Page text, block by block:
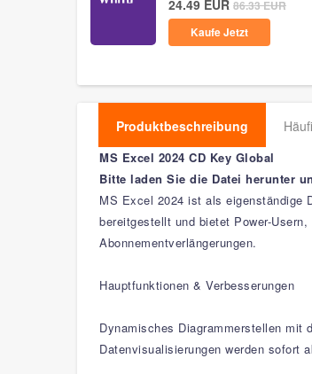
24.49 EUR 86.33EUR
Kaufe Jetzt
Produktbeschreibung
MS Excel 2024 CD Key Global
Bitte laden Sie die Datei herunter
MS Excel 2024 ist als eigenständige
bereitgestellt und bietet Power-
Abonnementverlängerungen.
Hauptfunktionen & Verbesserungen
Dynamisches Diagrammerstellen mit
Datenvisualisierungen werden sofort